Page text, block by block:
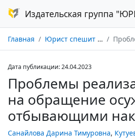
Издательская группа
Главная Юрист спешит на помощь № 02/2023 Проблемы реализации права на
Дата публикации: 24.04.2023
Проблемы
на обращение
отбывающими
Санайлова Дарина Тимуровна,